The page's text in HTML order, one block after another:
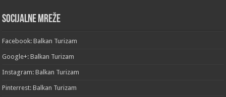
Socijalne mreže
Facebook: Balkan Turizam
Google+: Balkan Turizam
Instagram: Balkan Turizam
Pinterrest: Balkan Turizam